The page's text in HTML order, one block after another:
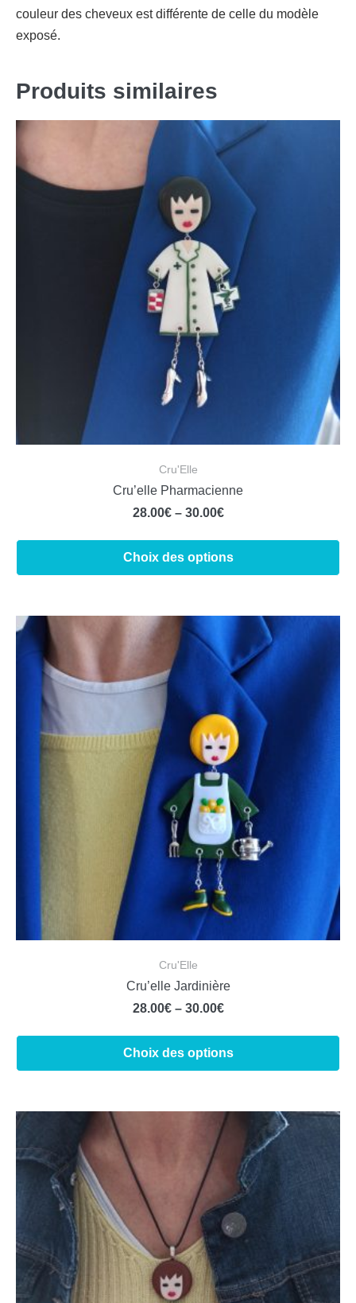
couleur des cheveux est différente de celle du modèle
exposé.
Produits similaires
Cru'Elle
Cru’elle Pharmacienne
28.00€– 30.00€
Choix des options
Cru'Elle
Cru’elle Jardinière
28.00€– 30.00€
Choix des options